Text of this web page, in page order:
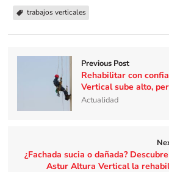
trabajos verticales
Previous Post
Rehabilitar con
Vertical sube alto,
Actualidad
¿Fachada sucia o dañada?
Astur Altura Vertical la